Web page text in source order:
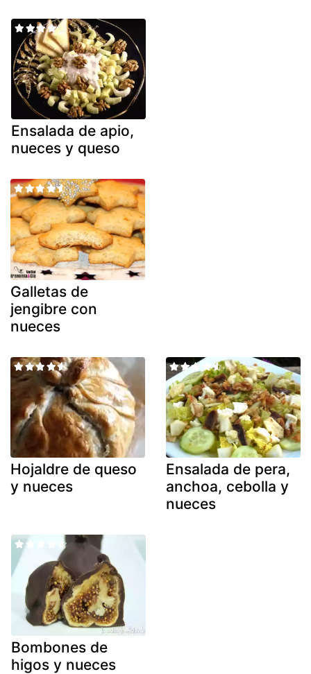
Ensalada de apio,
nueces y queso
Galletas de
jengibre con
nueces
Hojaldre de queso
y nueces
Ensalada de pera,
anchoa, cebolla y
nueces
Bombones de
higos y nueces